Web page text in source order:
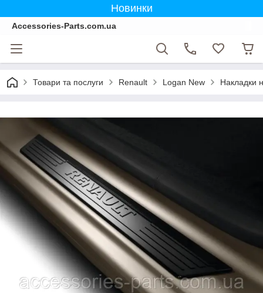
Новинки
Accessories-Parts.com.ua
Товари та послуги Renault Logan New Накладки